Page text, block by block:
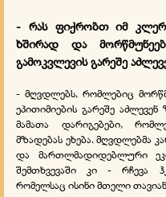
- რას ფიქრობთ იმ
ხშირად და
გამოკვლევის გარეშე
- მღვდლებს, რომლებიც
ეპითიმიების გარეშე
მამათა დარიგებები,
მზადებას ეხება. მღვდლებმა
და მართლმადიდებლური
შემთხვევაში კი - რჩევა
რომელსაც ისინი მთელი